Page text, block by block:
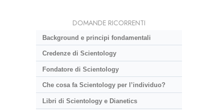
DOMANDE RICORRENTI
Background e principi fondamentali
Credenze di Scientology
Fondatore di Scientology
Che cosa fa Scientology per l’individuo?
Libri di Scientology e Dianetics